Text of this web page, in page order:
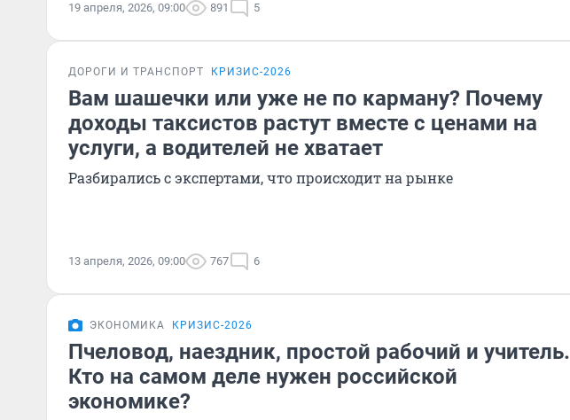
19 апреля, 2026, 09:00 891 5
ДОРОГИ И ТРАНСПОРТ КРИЗИС-2026
Вам шашечки или уже не по карману? Почему
доходы таксистов растут вместе с ценами на
услуги, а водителей не хватает
Разбирались с экспертами, что происходит на рынке
13 апреля, 2026, 09:00 767 6
ЭКОНОМИКА КРИЗИС-2026
Пчеловод, наездник, простой рабочий и учитель.
Кто на самом деле нужен российской
экономике?